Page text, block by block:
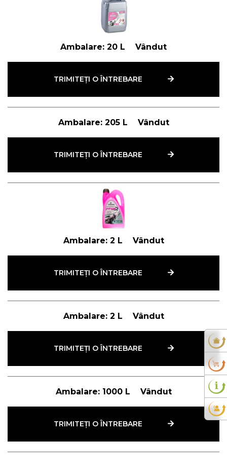
fabricat în conformitate cu sistemul de
management al calității PN-EN ISO 9001:2015
Ambalare: 20 L Vândut
TRIMITEȚI O ÎNTREBARE
Ambalare:205 L Vândut
TRIMITEȚI O ÎNTREBARE
Ambalare:2 L Vândut
TRIMITEȚI O ÎNTREBARE
Ambalare:2 L Vândut
TRIMITEȚI O ÎNTREBARE
Ambalare:1000 L Vândut
TRIMITEȚI O ÎNTREBARE